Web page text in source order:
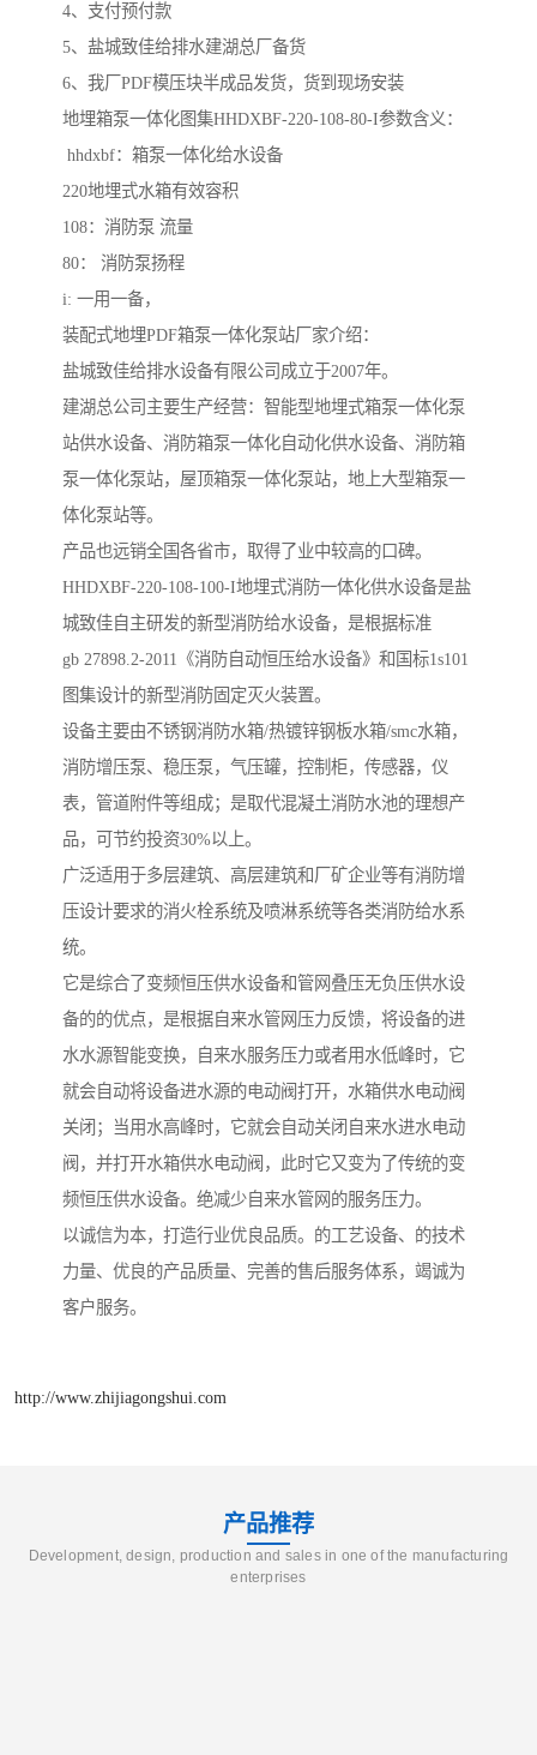
4、支付预付款
5、盐城致佳给排水建湖总厂备货
6、我厂PDF模压块半成品发货，货到现场安装
地埋箱泵一体化图集HHDXBF-220-108-80-I参数含义：
hhdxbf：箱泵一体化给水设备
220地埋式水箱有效容积
108：消防泵 流量
80： 消防泵扬程
i: 一用一备，
装配式地埋PDF箱泵一体化泵站厂家介绍：
盐城致佳给排水设备有限公司成立于2007年。
建湖总公司主要生产经营：智能型地埋式箱泵一体化泵
站供水设备、消防箱泵一体化自动化供水设备、消防箱
泵一体化泵站，屋顶箱泵一体化泵站，地上大型箱泵一
体化泵站等。
产品也远销全国各省市，取得了业中较高的口碑。
HHDXBF-220-108-100-I地埋式消防一体化供水设备是盐
城致佳自主研发的新型消防给水设备，是根据标准
gb 27898.2-2011《消防自动恒压给水设备》和国标1s101
图集设计的新型消防固定灭火装置。
设备主要由不锈钢消防水箱/热镀锌钢板水箱/smc水箱，
消防增压泵、稳压泵，气压罐，控制柜，传感器，仪
表，管道附件等组成；是取代混凝土消防水池的理想产
品，可节约投资30%以上。
广泛适用于多层建筑、高层建筑和厂矿企业等有消防增
压设计要求的消火栓系统及喷淋系统等各类消防给水系
统。
它是综合了变频恒压供水设备和管网叠压无负压供水设
备的的优点，是根据自来水管网压力反馈，将设备的进
水水源智能变换，自来水服务压力或者用水低峰时，它
就会自动将设备进水源的电动阀打开，水箱供水电动阀
关闭；当用水高峰时，它就会自动关闭自来水进水电动
阀，并打开水箱供水电动阀，此时它又变为了传统的变
频恒压供水设备。绝减少自来水管网的服务压力。
以诚信为本，打造行业优良品质。的工艺设备、的技术
力量、优良的产品质量、完善的售后服务体系，竭诚为
客户服务。
http://www.zhijiagongshui.com
产品推荐
Development, design, production and sales in one of the manufacturing
enterprises